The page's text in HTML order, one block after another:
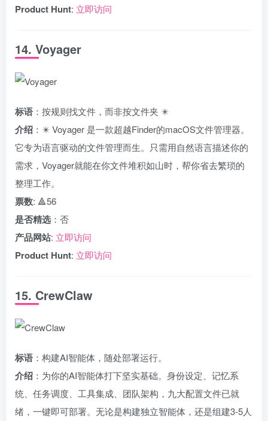
Product Hunt: 立即访问
14. Voyager
标语 ：按规则找文件，而非按文件夹 ✴️
介绍 ：✴️ Voyager 是一款超越Finder的macOS文件管理器。
它专为语言驱动的文件管理而生。只需用自然语言描述你的
需求，Voyager就能在你文件堆积如山时，帮你省去繁琐的
整理工作。
票数: 🔺56
是否精选 ：否
产品网站: 立即访问
Product Hunt: 立即访问
15. CrewClaw
标语 ：构建AI智能体，随处部署运行。
介绍 ：为你的AI智能体打下坚实基础。身份设定、记忆系
统、任务调度、工具集成、团队架构，九大配置文件已就
绪，一键即可部署。无论是构建独立智能体，还是组建3-5人